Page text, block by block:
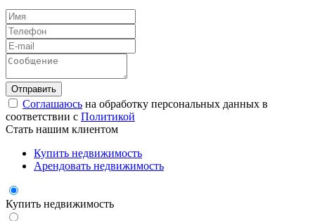
Соглашаюсь на обработку персональных данных в
соответствии с Политикой
Стать нашим клиентом
Купить недвижимость
Арендовать недвижимость
Купить недвижимость